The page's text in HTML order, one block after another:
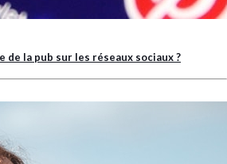
de la pub sur les réseaux sociaux ?